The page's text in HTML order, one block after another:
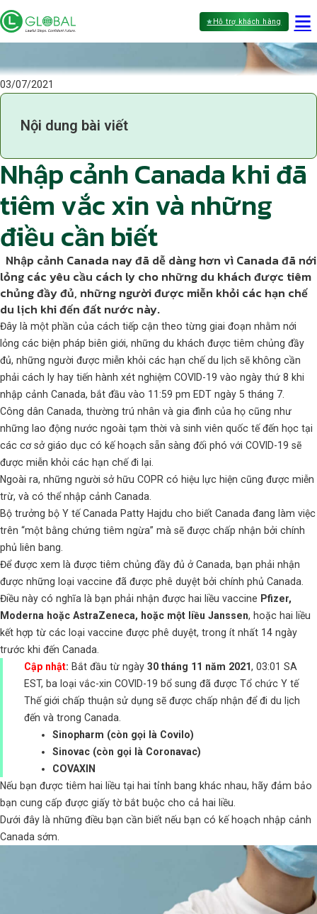
Hỗ trợ khách hàng
03/07/2021
Nội dung bài viết
Nhập cảnh Canada khi đã
tiêm vắc xin và những
điều cần biết
Nhập cảnh Canada nay đã dễ dàng hơn vì Canada đã nới
lỏng các yêu cầu cách ly cho những du khách được tiêm
chủng đầy đủ, những người được miễn khỏi các hạn chế
du lịch khi đến đất nước này.
Đây là một phần của cách tiếp cận theo từng giai đoạn nhằm nới
lỏng các biện pháp biên giới, những du khách được tiêm chủng đầy
đủ, những người được miễn khỏi các hạn chế du lịch sẽ không cần
phải cách ly hay tiến hành xét nghiệm COVID-19 vào ngày thứ 8 khi
nhập cảnh Canada, bắt đầu vào 11:59 pm EDT ngày 5 tháng 7.
Công dân Canada, thường trú nhân và gia đình của họ cũng như
những lao động nước ngoài tạm thời và sinh viên quốc tế đến học tại
các cơ sở giáo dục có kế hoạch sẵn sàng đối phó với COVID-19 sẽ
được miễn khỏi các hạn chế đi lại.
Ngoài ra, những người sở hữu COPR có hiệu lực hiện cũng được miễn
trừ, và có thể nhập cảnh Canada.
Bộ trưởng bộ Y tế Canada Patty Hajdu cho biết Canada đang làm việc
trên “một bằng chứng tiêm ngừa” mà sẽ được chấp nhận bởi chính
phủ liên bang.
Để được xem là được tiêm chủng đầy đủ ở Canada, bạn phải nhận
được những loại vaccine đã được phê duyệt bởi chính phủ Canada.
Điều này có nghĩa là bạn phải nhận được hai liều vaccine Pfizer,
Moderna hoặc AstraZeneca, hoặc một liều Janssen, hoặc hai liều
kết hợp từ các loại vaccine được phê duyệt, trong ít nhất 14 ngày
trước khi đến Canada.
Cập nhật: Bắt đầu từ ngày 30 tháng 11 năm 2021, 03:01 SA
EST, ba loại vắc-xin COVID-19 bổ sung đã được Tổ chức Y tế
Thế giới chấp thuận sử dụng sẽ được chấp nhận để đi du lịch
đến và trong Canada.
Sinopharm (còn gọi là Covilo)
Sinovac (còn gọi là Coronavac)
COVAXIN
Nếu bạn được tiêm hai liều tại hai tỉnh bang khác nhau, hãy đảm bảo
bạn cung cấp được giấy tờ bắt buộc cho cả hai liều.
Dưới đây là những điều bạn cần biết nếu bạn có kế hoạch nhập cảnh
Canada sớm.